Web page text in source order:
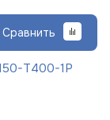
Сравнить
Т400-1Р